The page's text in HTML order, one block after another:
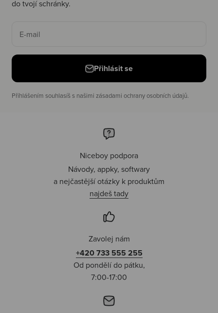
do tvojí schránky.
E-mail
Přihlásit se
Příhlášením souhlasíš s našimi zásadami ochrany osobních údajů.
Niceboy podpora
Návody, appky, softwary
a nejčastější otázky k produktům
najdeš tady
Zavolej nám
+420 733 555 255
Od pondělí do pátku,
7:00-17:00